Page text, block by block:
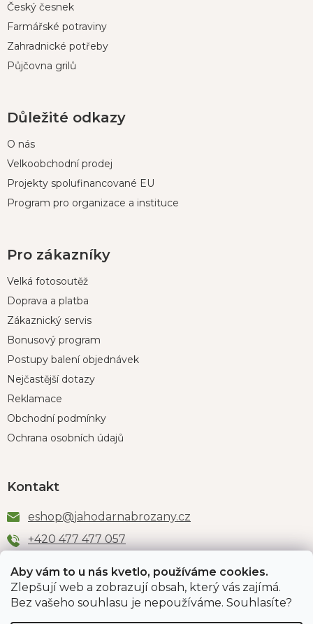
Aby vám to u nás kvetlo, používáme cookies.
Zlepšují web a zobrazují obsah, který vás zajímá.
Bez vašeho souhlasu je nepoužíváme. Souhlasíte?
Český česnek
Farmářské potraviny
Zahradnické potřeby
Půjčovna grilů
Důležité odkazy
O nás
Velkoobchodní prodej
Projekty spolufinancované EU
Program pro organizace a instituce
Pro zákazníky
Velká fotosoutěž
Doprava a platba
Zákaznický servis
Bonusový program
Postupy balení objednávek
Nejčastější dotazy
Reklamace
Obchodní podmínky
Ochrana osobních údajů
Kontakt
eshop@jahodarnabrozany.cz
+420 477 477 057
Odběr newsletteru